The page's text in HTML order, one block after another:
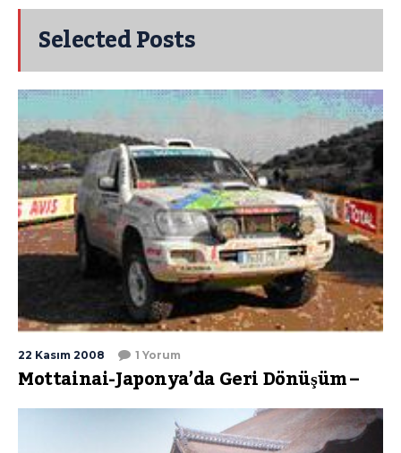
Selected Posts
22 Kasım 2008 1 Yorum
Mottainai-Japonya’da Geri Dönüşüm –